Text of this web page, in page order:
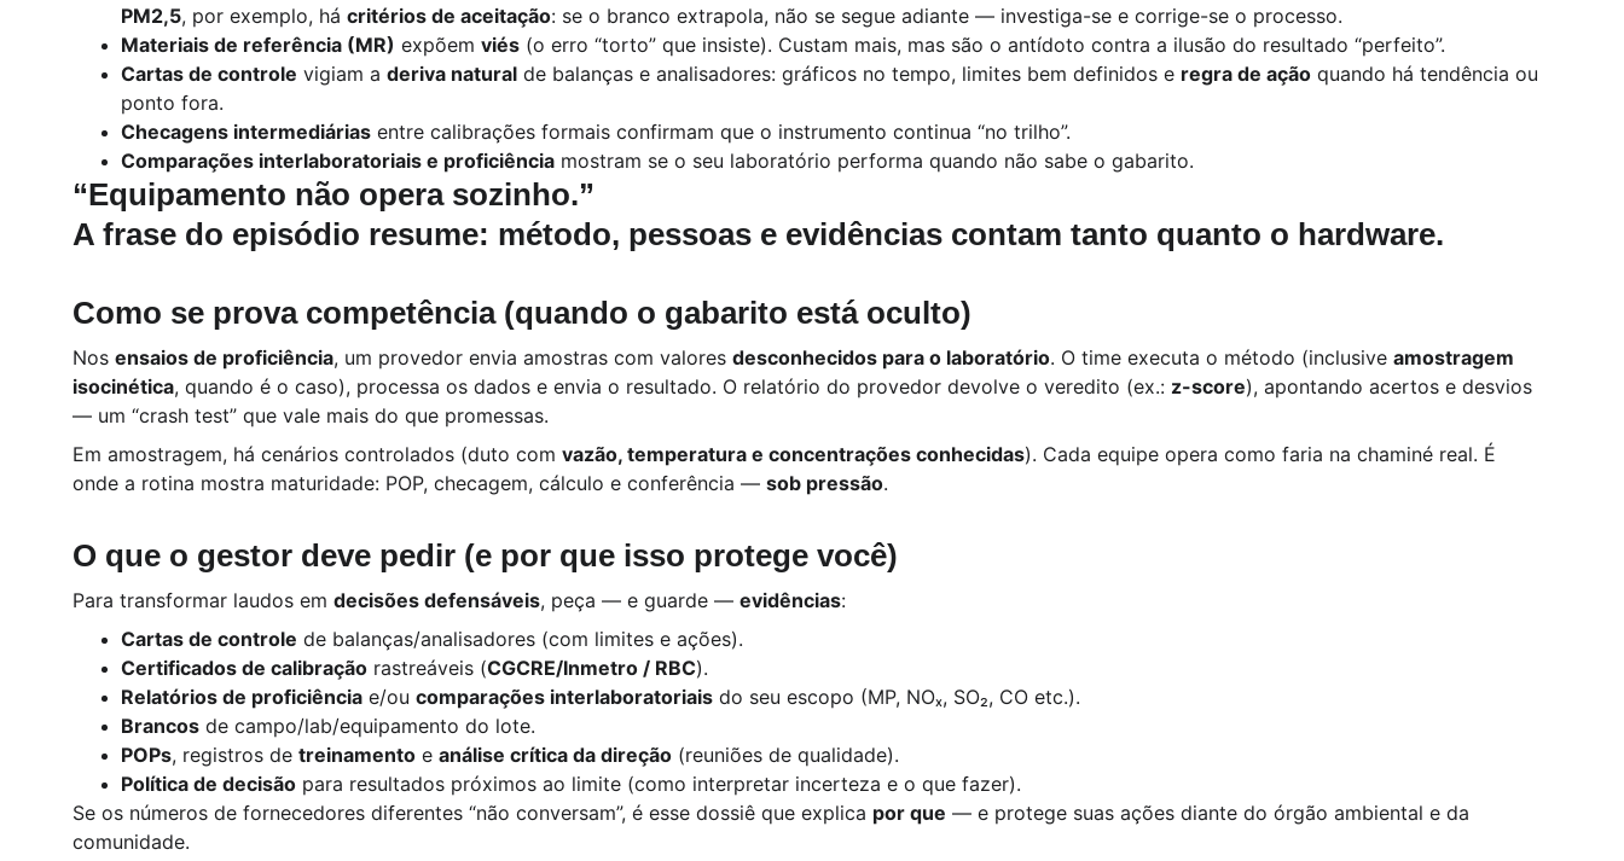
PM2,5, por exemplo, há critérios de aceitação: se o branco extrapola, não se segue adiante — investiga-se e corrige-se o processo.
Materiais de referência (MR) expõem viés (o erro “torto” que insiste). Custam mais, mas são o antídoto contra a ilusão do resultado “perfeito”.
Cartas de controle vigiam a deriva natural de balanças e analisadores: gráficos no tempo, limites bem definidos e regra de ação quando há tendência ou
ponto fora.
Checagens intermediárias entre calibrações formais confirmam que o instrumento continua “no trilho”.
Comparações interlaboratoriais e proficiência mostram se o seu laboratório performa quando não sabe o gabarito.
“Equipamento não opera sozinho.”
A frase do episódio resume: método, pessoas e evidências contam tanto quanto o hardware.
Como se prova competência (quando o gabarito está oculto)
Nos ensaios de proficiência, um provedor envia amostras com valores desconhecidos para o laboratório. O time executa o método (inclusive amostragem
isocinética, quando é o caso), processa os dados e envia o resultado. O relatório do provedor devolve o veredito (ex.: z-score), apontando acertos e desvios
— um “crash test” que vale mais do que promessas.
Em amostragem, há cenários controlados (duto com vazão, temperatura e concentrações conhecidas). Cada equipe opera como faria na chaminé real. É
onde a rotina mostra maturidade: POP, checagem, cálculo e conferência — sob pressão.
O que o gestor deve pedir (e por que isso protege você)
Para transformar laudos em decisões defensáveis, peça — e guarde — evidências:
Cartas de controle de balanças/analisadores (com limites e ações).
Certificados de calibração rastreáveis (CGCRE/Inmetro / RBC).
Relatórios de proficiência e/ou comparações interlaboratoriais do seu escopo (MP, NOₓ, SO₂, CO etc.).
Brancos de campo/lab/equipamento do lote.
POPs, registros de treinamento e análise crítica da direção (reuniões de qualidade).
Política de decisão para resultados próximos ao limite (como interpretar incerteza e o que fazer).
Se os números de fornecedores diferentes “não conversam”, é esse dossiê que explica por que — e protege suas ações diante do órgão ambiental e da
comunidade.